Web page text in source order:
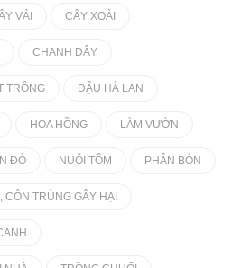
VẢI CÂY XOÀI
CHANH DÂY
TRỒNG ĐẬU HÀ LAN
HOA HỒNG LÀM VƯỜN
ĐỎ NUÔI TÔM PHÂN BÓN
CÔN TRÙNG GÂY HẠI